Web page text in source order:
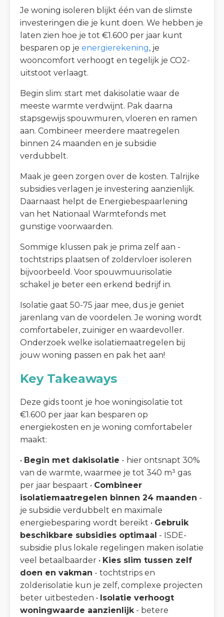
Je woning isoleren blijkt één van de slimste
investeringen die je kunt doen. We hebben je
laten zien hoe je tot €1.600 per jaar kunt
besparen op je energierekening, je
wooncomfort verhoogt en tegelijk je CO2-
uitstoot verlaagt.
Begin slim: start met dakisolatie waar de
meeste warmte verdwijnt. Pak daarna
stapsgewijs spouwmuren, vloeren en ramen
aan. Combineer meerdere maatregelen
binnen 24 maanden en je subsidie
verdubbelt.
Maak je geen zorgen over de kosten. Talrijke
subsidies verlagen je investering aanzienlijk.
Daarnaast helpt de Energiebespaarlening
van het Nationaal Warmtefonds met
gunstige voorwaarden.
Sommige klussen pak je prima zelf aan -
tochtstrips plaatsen of zoldervloer isoleren
bijvoorbeeld. Voor spouwmuurisolatie
schakel je beter een erkend bedrijf in.
Isolatie gaat 50-75 jaar mee, dus je geniet
jarenlang van de voordelen. Je woning wordt
comfortabeler, zuiniger en waardevoller.
Onderzoek welke isolatiemaatregelen bij
jouw woning passen en pak het aan!
Key Takeaways
Deze gids toont je hoe woningisolatie tot
€1.600 per jaar kan besparen op
energiekosten en je woning comfortabeler
maakt:
• Begin met dakisolatie - hier ontsnapt 30%
van de warmte, waarmee je tot 340 m³ gas
per jaar bespaart • Combineer
isolatiemaatregelen binnen 24 maanden -
je subsidie verdubbelt en maximale
energiebesparing wordt bereikt • Gebruik
beschikbare subsidies optimaal - ISDE-
subsidie plus lokale regelingen maken isolatie
veel betaalbaarder • Kies slim tussen zelf
doen en vakman - tochtstrips en
zolderisolatie kun je zelf, complexe projecten
beter uitbesteden • Isolatie verhoogt
woningwaarde aanzienlijk - betere